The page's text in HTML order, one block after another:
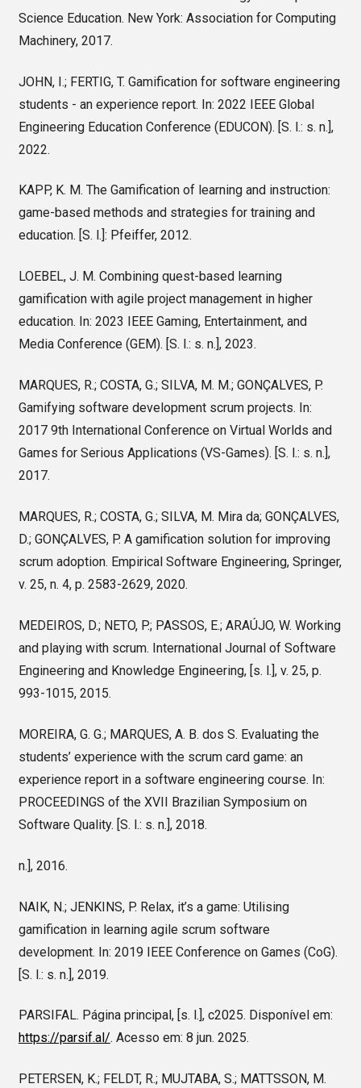
Science Education. New York: Association for Computing
Machinery, 2017.
JOHN, I.; FERTIG, T. Gamification for software engineering
students - an experience report. In: 2022 IEEE Global
Engineering Education Conference (EDUCON). [S. l.: s. n.],
2022.
KAPP, K. M. The Gamification of learning and instruction:
game-based methods and strategies for training and
education. [S. l.]: Pfeiffer, 2012.
LOEBEL, J. M. Combining quest-based learning
gamification with agile project management in higher
education. In: 2023 IEEE Gaming, Entertainment, and
Media Conference (GEM). [S. l.: s. n.], 2023.
MARQUES, R.; COSTA, G.; SILVA, M. M.; GONÇALVES, P.
Gamifying software development scrum projects. In:
2017 9th International Conference on Virtual Worlds and
Games for Serious Applications (VS-Games). [S. l.: s. n.],
2017.
MARQUES, R.; COSTA, G.; SILVA, M. Mira da; GONÇALVES,
D.; GONÇALVES, P. A gamification solution for improving
scrum adoption. Empirical Software Engineering, Springer,
v. 25, n. 4, p. 2583-2629, 2020.
MEDEIROS, D.; NETO, P.; PASSOS, E.; ARAÚJO, W. Working
and playing with scrum. International Journal of Software
Engineering and Knowledge Engineering, [s. l.], v. 25, p.
993-1015, 2015.
MOREIRA, G. G.; MARQUES, A. B. dos S. Evaluating the
students’ experience with the scrum card game: an
experience report in a software engineering course. In:
PROCEEDINGS of the XVII Brazilian Symposium on
Software Quality. [S. l.: s. n.], 2018.
n.], 2016.
NAIK, N.; JENKINS, P. Relax, it’s a game: Utilising
gamification in learning agile scrum software
development. In: 2019 IEEE Conference on Games (CoG).
[S. l.: s. n.], 2019.
PARSIFAL. Página principal, [s. l.], c2025. Disponível em:
https://parsif.al/. Acesso em: 8 jun. 2025.
PETERSEN, K.; FELDT, R.; MUJTABA, S.; MATTSSON, M.